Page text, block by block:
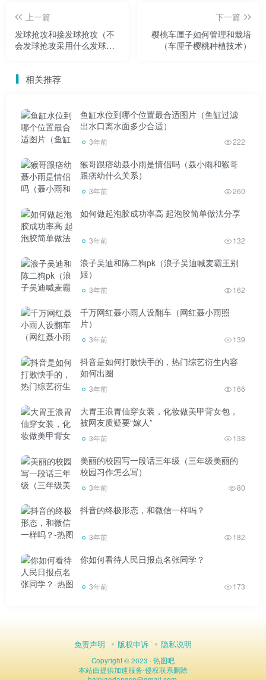
喷药。
用和效果也很好。种植户可以试试。高锰酸钾最近两年才开
始用在蔬菜上。我以前用在花上。不管是用来灌根，泡根，
还是喷叶，感觉效果都比其他农药好很多。后来用在蔬菜等
作物上，效果也不错，因为高锰酸钾本身是灭菌的，经常用
在环境和环境中。
1.根腐病和枯萎病的防治在蔬菜种植中，根腐病和枯萎
病常发生在一些膨大的水果、瓜类、豆类等。作物，如番
茄、豆类、茄子、辣椒、西瓜等。幼苗固定后，用高锰酸钾
兑水1000倍液浇灌根部。
2.大白菜、黄瓜、番茄、茄子等蔬菜叶面喷施，每年都
会引起立枯病、霜霉病、软腐病、白粉病、叶斑病等。发病
初期，全株喷施高锰酸钾 兑水800-1000次，每次间隔5-7
天，连续喷施3次左右即可见效。没有病害的时候，可以每半
个月喷1000次高锰酸钾水溶液，会有很好的预防效果。
3.作物移栽前用高锰酸钾 兑水1000倍蘸根，然后移栽，
既能促进根系发育，又能很大程度上减少病害在根系中的出
现，包括蔬菜、花卉等作物。但在施用高锰酸钾时，要注意
只能单独使用，不能与其他肥料和药物混合使用。如使用其
2000倍液灌溉。灌溉后可用清水冲洗幼叶，然后正常浇水、
上一篇
发球抢攻和接发球抢攻（不
会发球抢攻采用什么发球套
下一篇
樱桃车厘子如何管理和栽培
（车厘子樱桃种植技术）
相关推荐
鱼缸水位到哪个位置最合适图片（鱼缸过滤
出水口离水面多少合适）
3年前 222
猴哥跟痞幼聂小雨是情侣吗（聂小雨和猴哥
跟痞幼什么关系）
3年前 260
如何做起泡胶成功率高 起泡胶简单做法分享
3年前 132
浪子吴迪和陈二狗pk（浪子吴迪喊麦霸王别
姬）
3年前 162
千万网红聂小雨人设翻车（网红聂小雨照
片）
3年前 139
抖音是如何打败快手的，热门综艺衍生内容
如何出圈
3年前 166
大胃王浪胃仙穿女装，化妆做美甲背女包，
被网友质疑要“嫁人”
3年前 138
美丽的校园写一段话三年级（三年级美丽的
校园习作怎么写）
3年前 80
抖音的终极形态，和微信一样吗？
3年前 182
你如何看待人民日报点名张同学？
3年前 173
免责声明 版权申诉 隐私说明
Copyright © 2023 ·热图吧
本站由提供加速服务-侵权联系删除